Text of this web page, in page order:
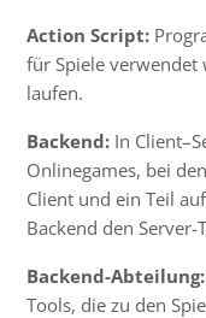
Action Script:
für Spiele verwendet
laufen.
Backend: In Client–
Onlinegames, bei
Client und ein Teil
Backend den Server-
Backend-Abteilung:
Tools, die zu den